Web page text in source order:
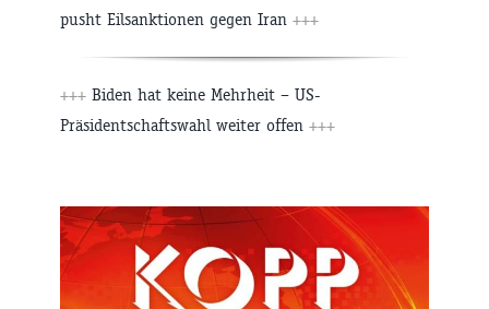
pusht Eilsanktionen gegen Iran +++
+++ Biden hat keine Mehrheit – US-
Präsidentschaftswahl weiter offen +++